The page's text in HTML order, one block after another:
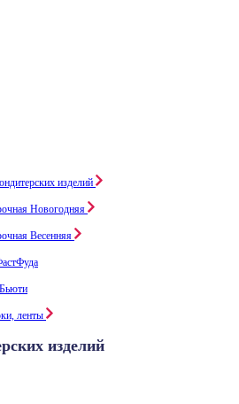
изделий
Новогодняя
Весенняя
ленты
изделий